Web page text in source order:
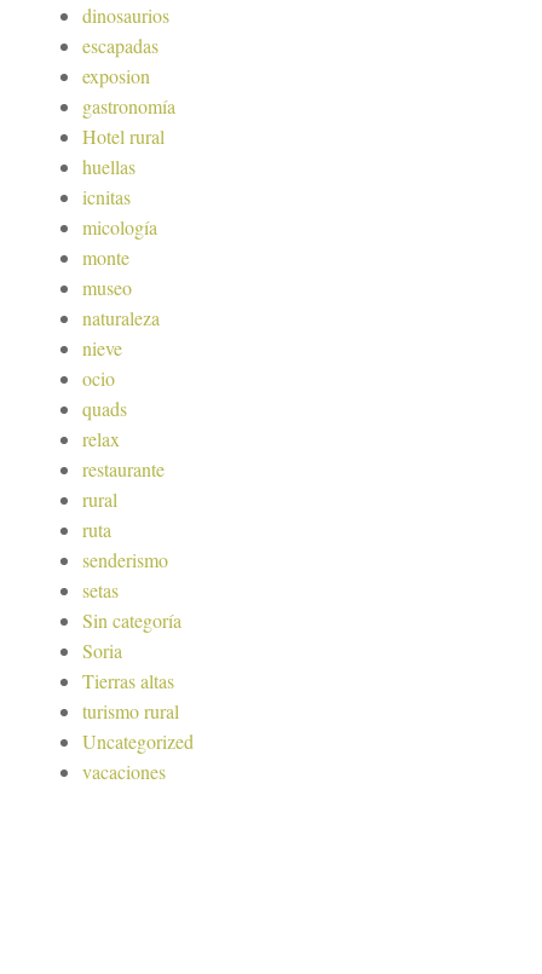
dinosaurios
escapadas
exposion
gastronomía
Hotel rural
huellas
icnitas
micología
monte
museo
naturaleza
nieve
ocio
quads
relax
restaurante
rural
ruta
senderismo
setas
Sin categoría
Soria
Tierras altas
turismo rural
Uncategorized
vacaciones